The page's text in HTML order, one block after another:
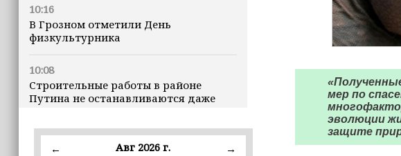
10:16
В Грозном отметили День
физкультурника
10:08
Строительные работы в районе
Путина не останавливаются даже
← Авг 2026 г.
→
мер по
эволюции
защите